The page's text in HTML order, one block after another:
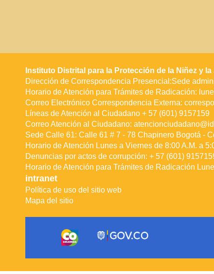
Instituto Distrital para la Protección de la Niñez y la
Dirección de Correspondencia Presencial:Sede
Horario de Atención para Trámites de Radicación:
Correo Electrónico Correspondencia Externa:
Líneas de Atención al Ciudadano + 57 (601) 9157159
Correo Atención al Ciudadano:
Sede Calle 61: Calle 61 # 7 - 78 Chapinero Bogotá -
Horario de Atención Lunes a Viernes de 8:00 A.M. a
Denuncias por actos de corrupción: + 57 (601)
Horario de Atención para Trámites de Radicación
intranet
Política de uso del sitio web
Mapa del sitio